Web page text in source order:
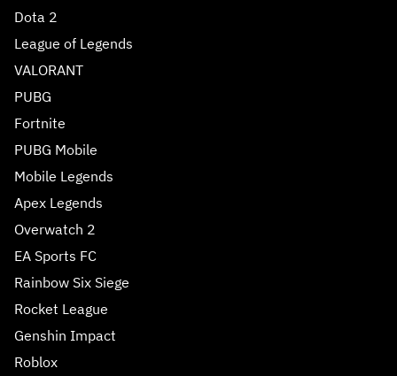
Dota 2
League of Legends
VALORANT
PUBG
Fortnite
PUBG Mobile
Mobile Legends
Apex Legends
Overwatch 2
EA Sports FC
Rainbow Six Siege
Rocket League
Genshin Impact
Roblox